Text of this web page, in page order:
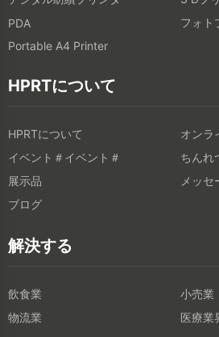
PDA
フォト
Portable A4 Printer
HPRTについて
HPRTについて
オンラ
イベント＃イベント＃
ちんれ
展示品
メッセ
ブログ
解決する
飲食業
小売業
物流業
医療業